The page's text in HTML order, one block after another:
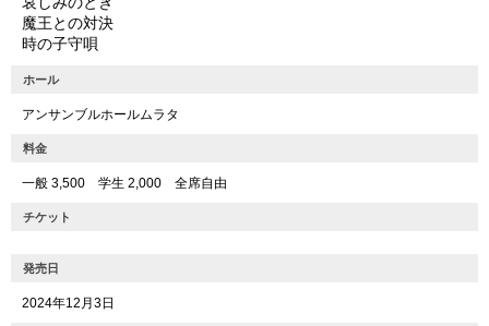
魔王との対決
時の子守唄
ホール
アンサンブルホールムラタ
料金
一般 3,500 学生 2,000 全席自由
チケット
発売日
2024年12月3日